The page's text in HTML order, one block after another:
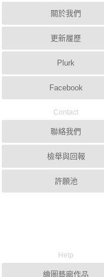
關於我們
更新履歷
Plurk
Facebook
Contact
聯絡我們
檢舉與回報
許願池
Help
繪圖藝廊作品